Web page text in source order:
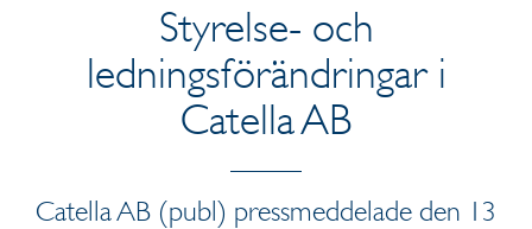
Styrelse- och
ledningsförändringar i
Catella AB
Catella AB (publ) pressmeddelade den 13